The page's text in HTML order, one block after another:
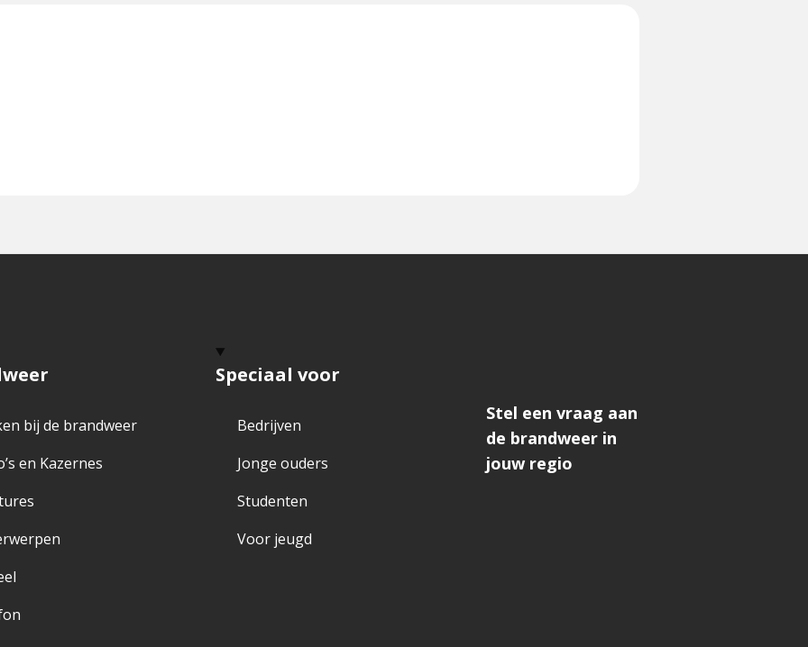
bij de brandweer
en Kazernes
Speciaal voor
Bedrijven
Jonge ouders
Studenten
Voor jeugd
Stel een vraag aan
de brandweer in
jouw regio